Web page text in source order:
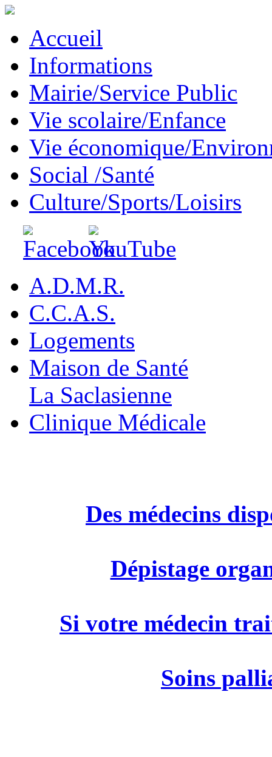
Accueil
Informations
Mairie/Service Public
Vie scolaire/Enfance
Vie économique/
Social /Santé
Culture/Sports/Loisirs
A.D.M.R.
C.C.A.S.
Logements
Maison de Santé
La Saclasienne
Clinique Médicale
Des médecins
Dépistage
Si votre médecin
Soins